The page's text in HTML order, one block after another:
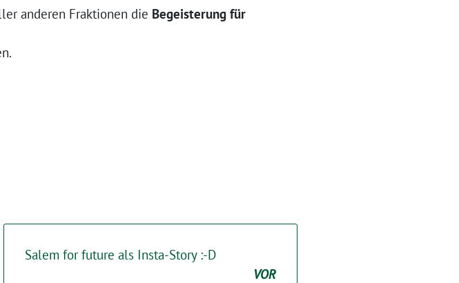
ande­ren Fraktionen die Begeisterung für
Salem for future als Insta-Story :-D
VOR